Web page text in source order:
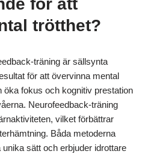
tekniker har
för att
trötthet?